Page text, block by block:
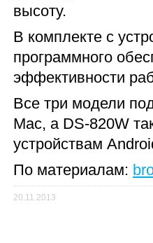
высоту.
В комплекте с
программного
эффективности
Все три модели
Mac, а DS-820W
устройствам
По материалам:
20.11.2013